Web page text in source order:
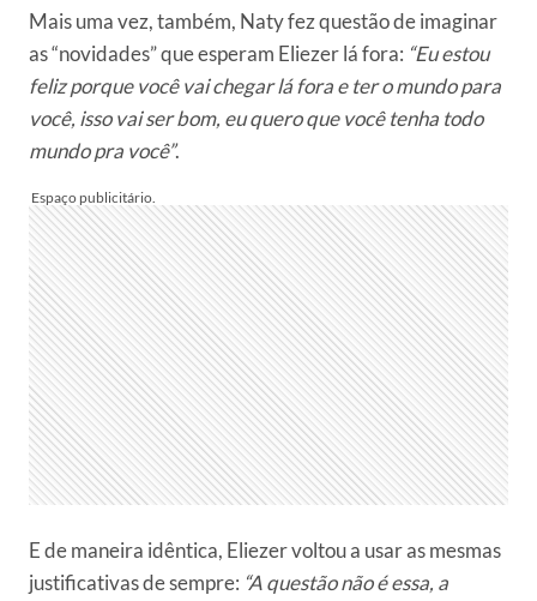
Mais uma vez, também, Naty fez questão de imaginar
as “novidades” que esperam Eliezer lá fora: “Eu estou
feliz porque você vai chegar lá fora e ter o mundo para
você, isso vai ser bom, eu quero que você tenha todo
mundo pra você”.
E de maneira idêntica, Eliezer voltou a usar as mesmas
justificativas de sempre: “A questão não é essa, a